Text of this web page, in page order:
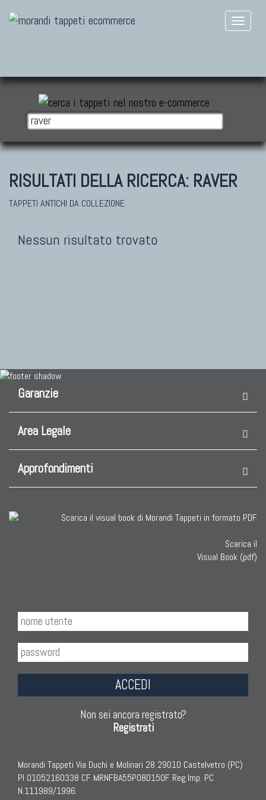
RISULTATI DELLA RICERCA: RAVER
TAPPETI ANTICHI DA COLLEZIONE
Nessun risultato trovato
Garanzie
Area Legale
Approfondimenti
Scarica il
Visual Book (pdf)
ACCEDI
Non sei ancora registrato?
Registrati
Morandi Tappeti Via Duchi e Molinari 28 29010 Castelvetro (PC)
PI 01052160338 CF MRNFBA55P08D150F Reg.Imp. PC
N.111989/1996.